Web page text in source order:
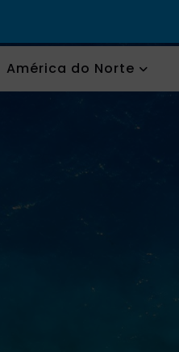
América do Norte